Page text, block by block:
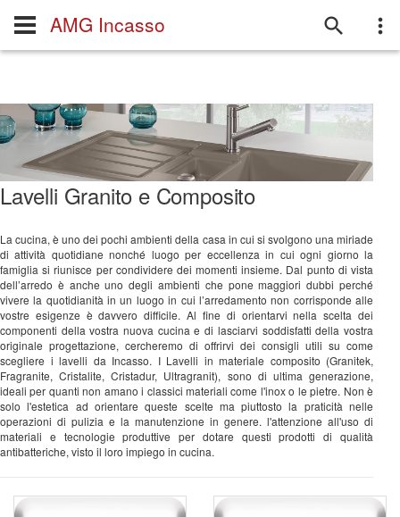
AMG Incasso
Lavelli Granito e Composito
La cucina, è uno dei pochi ambienti della casa in cui si svolgono una miriade
di attività quotidiane nonché luogo per eccellenza in cui ogni giorno la
famiglia si riunisce per condividere dei momenti insieme. Dal punto di vista
dell’arredo è anche uno degli ambienti che pone maggiori dubbi perché
vivere la quotidianità in un luogo in cui l’arredamento non corrisponde alle
vostre esigenze è davvero difficile. Al fine di orientarvi nella scelta dei
componenti della vostra nuova cucina e di lasciarvi soddisfatti della vostra
originale progettazione, cercheremo di offrirvi dei consigli utili su come
scegliere i lavelli da Incasso. I Lavelli in materiale composito (Granitek,
Fragranite, Cristalite, Cristadur, Ultragranit), sono di ultima generazione,
ideali per quanti non amano i classici materiali come l'inox o le pietre. Non è
solo l'estetica ad orientare queste scelte ma piuttosto la praticità nelle
operazioni di pulizia e la manutenzione in genere. l'attenzione all'uso di
materiali e tecnologie produttive per dotare questi prodotti di qualità
antibatteriche, visto il loro impiego in cucina.